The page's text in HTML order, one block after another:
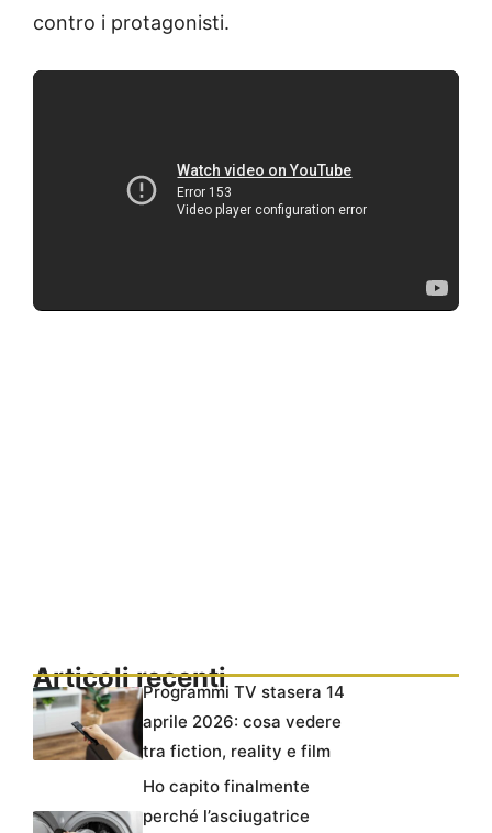
contro i protagonisti.
Articoli recentiProgrammi TV stasera 14
aprile 2026: cosa vedere
tra fiction, reality e film
Ho capito finalmente
perché l’asciugatrice